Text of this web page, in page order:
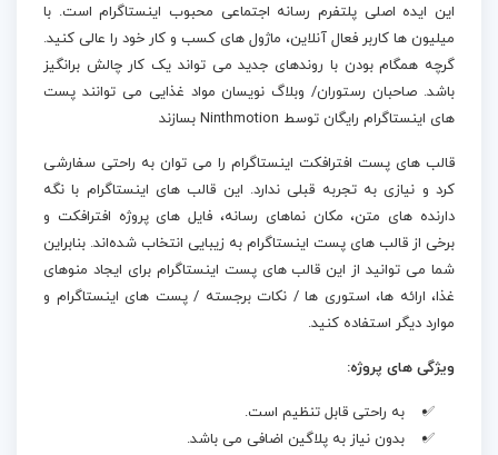
این ایده اصلی پلتفرم رسانه اجتماعی محبوب اینستاگرام است. با
میلیون ها کاربر فعال آنلاین، ماژول های کسب و کار خود را عالی کنید.
گرچه همگام بودن با روندهای جدید می تواند یک کار چالش برانگیز
باشد. صاحبان رستوران/ وبلاگ نویسان مواد غذایی می توانند پست
های اینستاگرام رایگان توسط Ninthmotion بسازند
قالب های پست افترافکت اینستاگرام را می توان به راحتی سفارشی
کرد و نیازی به تجربه قبلی ندارد. این قالب‌ های اینستاگرام با نگه‌
دارنده‌ های متن، مکان‌ نماهای رسانه، فایل‌ های پروژه افترافکت و
برخی از قالب‌ های پست اینستاگرام به زیبایی انتخاب شده‌اند. بنابراین
شما می توانید از این قالب های پست اینستاگرام برای ایجاد منوهای
غذا، ارائه ها، استوری ها / نکات برجسته / پست های اینستاگرام و
موارد دیگر استفاده کنید.
ویژگی های پروژه:
به راحتی قابل تنظیم است.
بدون نیاز به پلاگین اضافی می باشد.